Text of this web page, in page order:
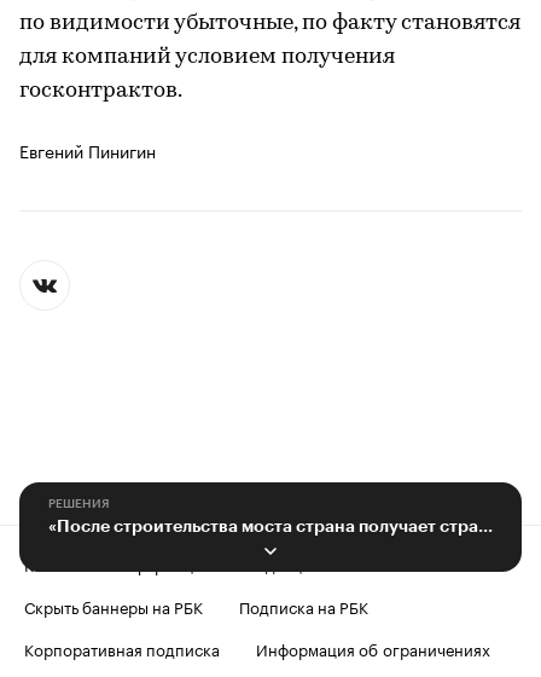
по видимости убыточные, по факту становятся
для компаний условием получения
госконтрактов.
Евгений Пинигин
РЕШЕНИЯ
«После строительства моста страна получает стратегически важные порты»
Контактная информация
Скрыть баннеры на РБК
Подписка на РБК
Корпоративная подписка
Информация об ограничениях